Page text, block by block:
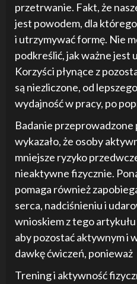
przetrwanie. Fakt, że
jest powodem, dla
i utrzymywać formę. Nie
podkreślić, jak ważne jest
Korzyści płynące z
są niezliczone, od
wydajność w pracy, po
Badanie
wykazało, że osoby
mniejsze ryzyko
nieaktywne fizycznie.
pomaga również
serca, nadciśnieniu i
wnioskiem z tego
aby pozostać aktywnym i
dawkę ćwiczeń, ponieważ
Trening i aktywność